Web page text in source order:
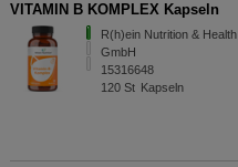
VITAMIN B KOMPLEX Kapseln
R(h)ein Nutrition & Health
GmbH
15316648
120 St Kapseln